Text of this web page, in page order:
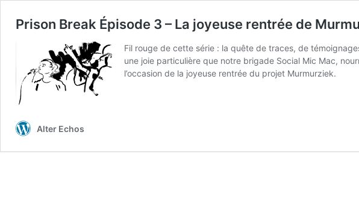
Prison Break Épisode 3 – La joyeuse rentrée de
Fil rouge de cette série : la quête de traces, de
une joie particulière que notre brigade Social Mic Mac,
l’occasion de la joyeuse rentrée du projet Murmurziek.
Alter Echos